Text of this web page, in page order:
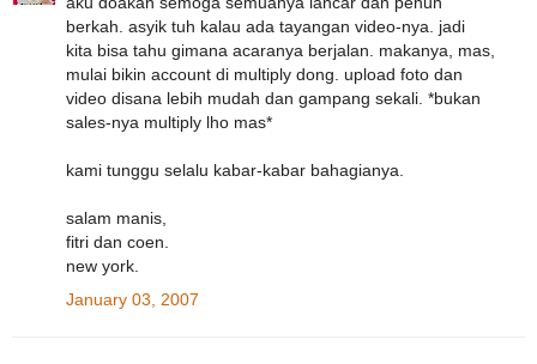
berkah. asyik tuh kalau ada tayangan video-nya. jadi
kita bisa tahu gimana acaranya berjalan. makanya, mas,
mulai bikin account di multiply dong. upload foto dan
video disana lebih mudah dan gampang sekali. *bukan
sales-nya multiply lho mas*
kami tunggu selalu kabar-kabar bahagianya.
salam manis,
fitri dan coen.
new york.
January 03, 2007